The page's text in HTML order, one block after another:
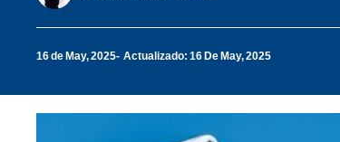
16 de May, 2025 Actualizado: 16 De May, 2025